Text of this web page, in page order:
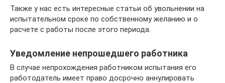
Также у нас есть интересные статьи об увольнении на
испытательном сроке по собственному желанию и о
расчете с работы после этого периода.
Уведомление непрошедшего работника
В случае непрохождения работником испытания его
работодатель имеет право досрочно аннулировать